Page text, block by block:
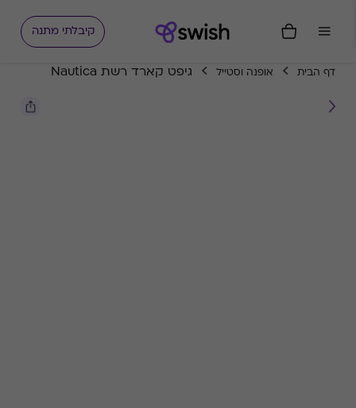
קיבלתי מתנה
דף הבית אופנה וסטייל גיפט קארד רשת Nautica